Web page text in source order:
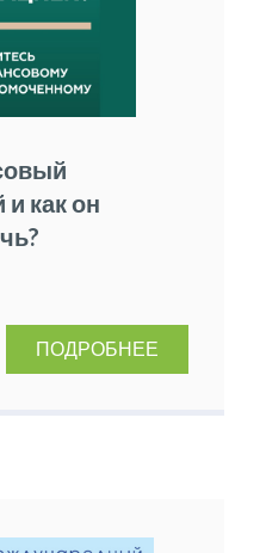
как он
ПОДРОБНЕЕ